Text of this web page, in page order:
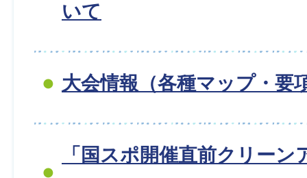
いて
大会情報（各種マップ・要
「国スポ開催直前クリーン